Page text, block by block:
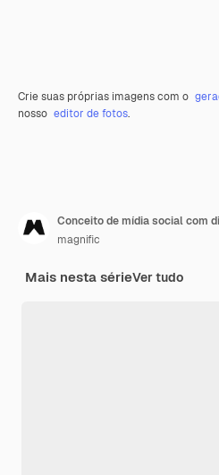
Crie suas próprias imagens com o
nosso editor de fotos.
Conceito de mídia social com
magnific
Mais nesta sérieVer tudo